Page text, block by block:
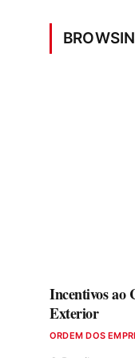
Incentivos ao
Exterior
ORDEM DOS